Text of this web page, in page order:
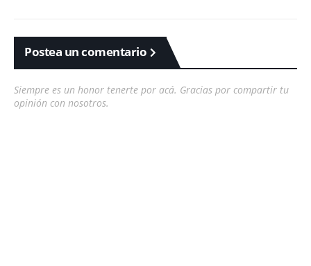
Postea un comentario
Siempre es un honor tenerte por acá. Gracias por compartir tu
opinión con nosotros.